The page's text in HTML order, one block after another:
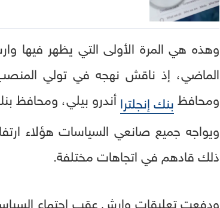
وهذه هي المرة الأولى التي يظهر فيها
الماضي، إذ ناقش نهجه في تولي المنصب
ومحافظبنك إنجلتراأندرو بيلي، ومحافظ
ويواجه جميع صانعي السياسات هؤلاء
ذلك قادهم في اتجاهات مختلفة.